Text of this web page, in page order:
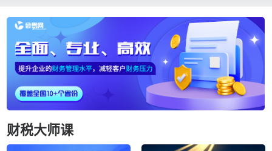
财税大师课